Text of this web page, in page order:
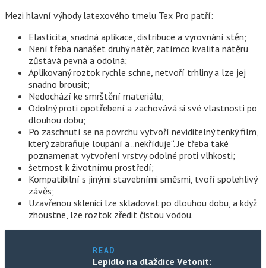
Mezi hlavní výhody latexového tmelu Tex Pro patří:
Elasticita, snadná aplikace, distribuce a vyrovnání stěn;
Není třeba nanášet druhý nátěr, zatímco kvalita nátěru
zůstává pevná a odolná;
Aplikovaný roztok rychle schne, netvoří trhliny a lze jej
snadno brousit;
Nedochází ke smrštění materiálu;
Odolný proti opotřebení a zachovává si své vlastnosti po
dlouhou dobu;
Po zaschnutí se na povrchu vytvoří neviditelný tenký film,
který zabraňuje loupání a „nekříduje“. Je třeba také
poznamenat vytvoření vrstvy odolné proti vlhkosti;
šetrnost k životnímu prostředí;
Kompatibilní s jinými stavebními směsmi, tvoří spolehlivý
závěs;
Uzavřenou sklenici lze skladovat po dlouhou dobu, a když
zhoustne, lze roztok zředit čistou vodou.
READ
Lepidlo na dlaždice Vetonit: